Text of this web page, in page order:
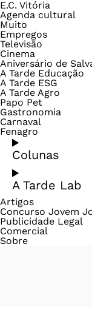
E.C. Vitória
Agenda cultural
Muito
Empregos
Televisão
Cinema
Aniversário de
A Tarde Educação
A Tarde ESG
A Tarde Agro
Papo Pet
Gastronomia
Carnaval
Fenagro
Colunas
A Tarde Lab
Artigos
Concurso Jovem
Publicidade Legal
Comercial
Sobre